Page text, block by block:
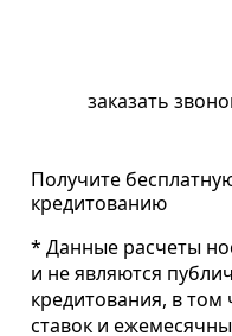
заказать
Получите
кредитованию
* Данные расчеты
и не являются
кредитования, в
ставок и